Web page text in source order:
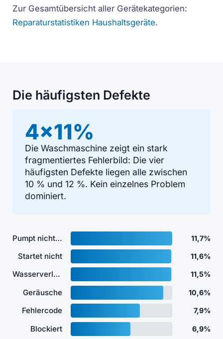
Zur Gesamtübersicht aller Gerätekategorien:
Reparaturstatistiken Haushaltsgeräte.
Die häufigsten Defekte
4×11%
Die Waschmaschine zeigt ein stark
fragmentiertes Fehlerbild: Die vier
häufigsten Defekte liegen alle zwischen
10 % und 12 %. Kein einzelnes Problem
dominiert.
Pumpt nicht ab 11,7%
Startet nicht 11,6%
Wasserverlust 11,5%
Geräusche 10,6%
Fehlercode 7,9%
Blockiert 6,9%